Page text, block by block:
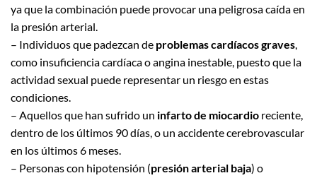
ya que la combinación puede provocar una peligrosa caída en
la presión arterial.
– Individuos que padezcan de problemas cardíacos graves,
como insuficiencia cardíaca o angina inestable, puesto que la
actividad sexual puede representar un riesgo en estas
condiciones.
– Aquellos que han sufrido un infarto de miocardio reciente,
dentro de los últimos 90 días, o un accidente cerebrovascular
en los últimos 6 meses.
– Personas con hipotensión (presión arterial baja) o